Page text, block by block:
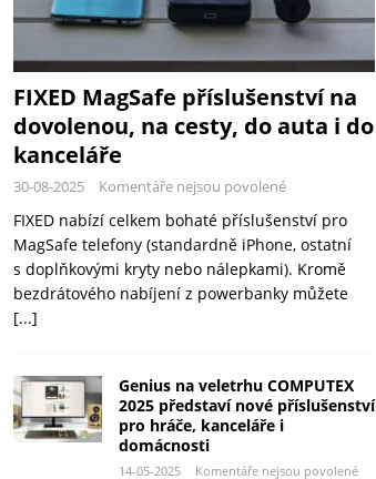
FIXED MagSafe příslušenství na
dovolenou, na cesty, do auta i do
kanceláře
30-08-2025 Komentáře nejsou povolené
FIXED nabízí celkem bohaté příslušenství pro
MagSafe telefony (standardně iPhone, ostatní
s doplňkovými kryty nebo nálepkami). Kromě
bezdrátového nabíjení z powerbanky můžete
[...]
Genius na veletrhu COMPUTEX
2025 představí nové příslušenství
pro hráče, kanceláře i
domácnosti
14-05-2025 Komentáře nejsou povolené